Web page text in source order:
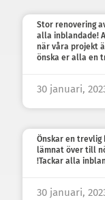
Stor renovering
alla inblandade!
när våra projekt
önska er alla en
30 januari,
Önskar en
lämnat över till
!Tackar alla
30 januari,